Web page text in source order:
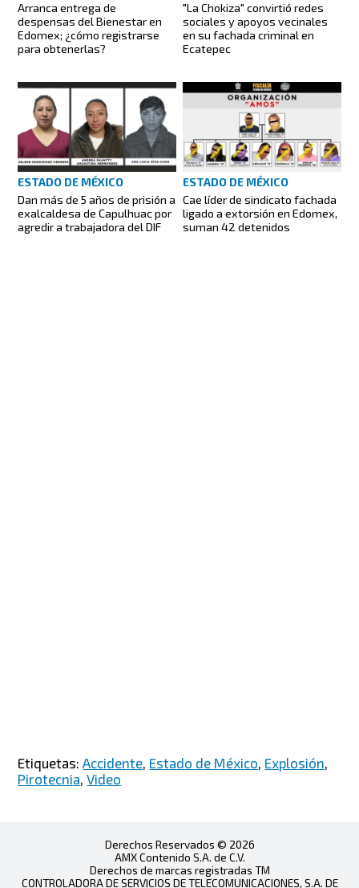
Arranca entrega de
despensas del Bienestar en
Edomex; ¿cómo registrarse
para obtenerlas?
"La Chokiza" convirtió redes
sociales y apoyos vecinales
en su fachada criminal en
Ecatepec
ESTADO DE MÉXICO
Dan más de 5 años de prisión a
exalcaldesa de Capulhuac por
agredir a trabajadora del DIF
ESTADO DE MÉXICO
Cae líder de sindicato fachada
ligado a extorsión en Edomex,
suman 42 detenidos
Etiquetas:Accidente Estado de México Explosión
Pirotecnia ,Video
Derechos Reservados © 2026
AMX Contenido S.A. de C.V.
Derechos de marcas registradas TM
CONTROLADORA DE SERVICIOS DE TELECOMUNICACIONES, S.A. DE